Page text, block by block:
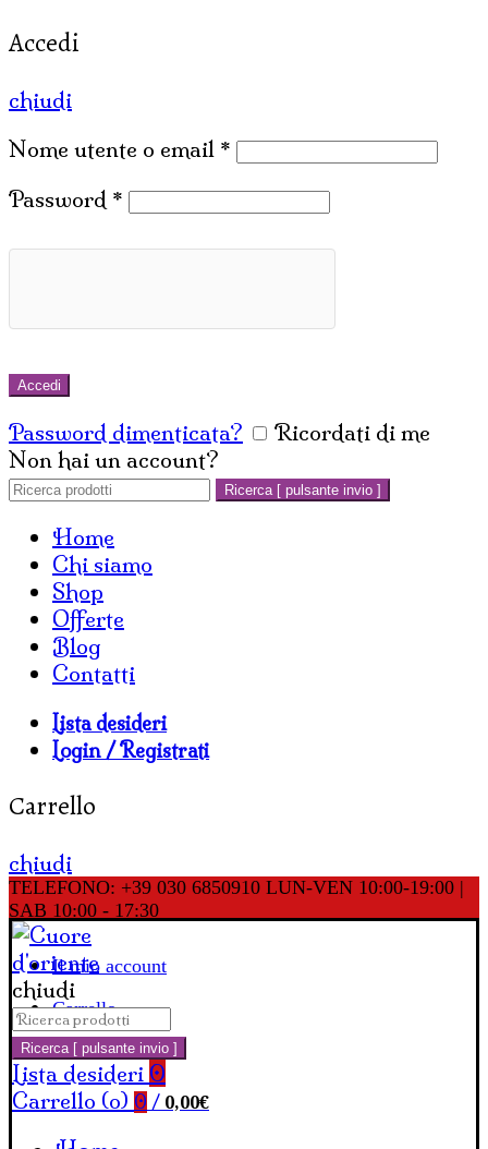
Accedi
chiudi
Nome utente o email *
Password *
Accedi
Password dimenticata?
Ricordati di me
Non hai un account?
Cerca:
Ricerca [ pulsante invio ]
Home
Chi siamo
Shop
Offerte
Blog
Contatti
Lista desideri
Login / Registrati
Carrello
chiudi
TELEFONO: +39 030 6850910 LUN-VEN 10:00-19:00 |
SAB 10:00 - 17:30
Il mio account
Carrello
chiudi
Cerca:
Ricerca [ pulsante invio ]
Lista desideri 0
Carrello (o) 0 / 0,00€